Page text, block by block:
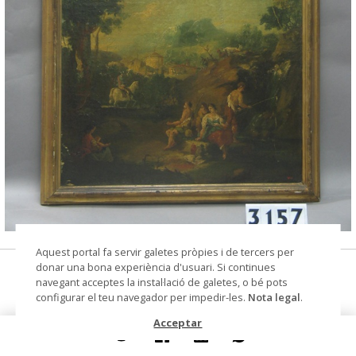
© Arxiu Fotogràfic del Consorci del Patrimoni de
Sitges
pintura
Datació segles XVIII-XIX
Aquest portal fa servir galetes pròpies i de tercers per
donar una bona experiència d'usuari. Si continues
navegant acceptes la instal·lació de galetes, o bé pots
configurar el teu navegador per impedir-les. Nota legal.
Acceptar